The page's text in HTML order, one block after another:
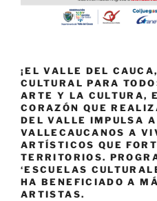
¡EL VALLE DEL
CULTURAL PARA
ARTE Y LA CULTURA,
CORAZÓN QUE
DEL VALLE IMPULSA A
VALLECAUCANOS A
ARTÍSTICOS QUE
TERRITORIOS.
‘ESCUELAS
HA BENEFICIADO A
ARTISTAS.